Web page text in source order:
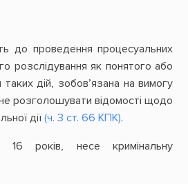
до проведення процесуальних
розслідування як понятого або
дій, зобов’язана на вимогу
розголошувати відомості щодо
дії (ч. 3 ст. 66 КПК).
років, несе кримінальну